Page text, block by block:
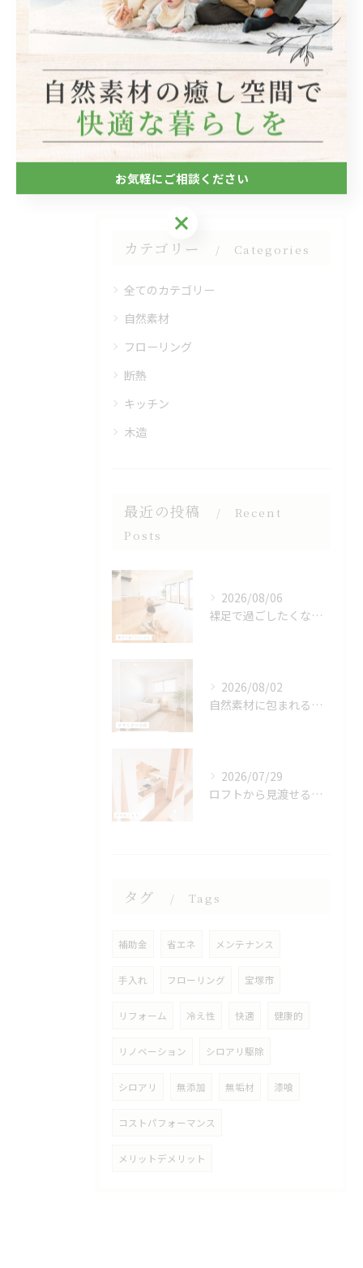
< 前のページ 一覧に戻る 次のページ >
関連タグ
#宝塚市
カテゴリー Categories
全てのカテゴリー
自然素材
フローリング
断熱
キッチン
木造
最近の投稿
Recent
Posts
2026/08/06
裸足で過ごしたくなる、木のぬくもりを感じる床🌿
2026/08/02
自然素材に包まれる、心地よい寝室🌿
2026/07/29
ロフトから見渡せる、開放的なキッチン🌿
タグ Tags
補助金 省エネ メンテナンス
手入れ フローリング 宝塚市
リフォーム 冷え性 快適 健康的
リノベーション シロアリ駆除
シロアリ 無添加 無垢材 漆喰
コストパフォーマンス
メリットデメリット
お気軽にご相談ください
お気軽にご相談ください